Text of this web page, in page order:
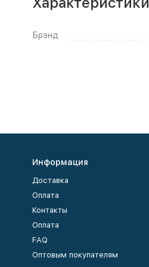
Брэнд
Информация
Доставка
Оплата
Контакты
Оплата
FAQ
Оптовым покупателям